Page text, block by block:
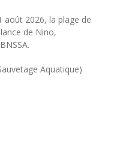
août 2026, la plage de
de Nino,
Aquatique)